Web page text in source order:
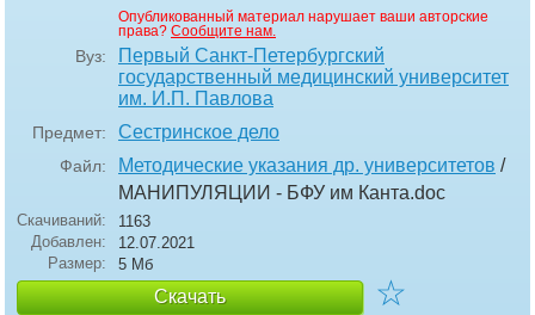
Опубликованный материал нарушает ваши авторские
права? Сообщите нам.
Вуз:
Первый Санкт-Петербургский
государственный медицинский университет
им. И.П. Павлова
Предмет: Сестринское дело
Файл: Методические указания др. университетов /
МАНИПУЛЯЦИИ - БФУ им Канта.doc
Скачиваний:
1163
Добавлен:
12.07.2021
Размер:
5 Мб
Скачать ☆